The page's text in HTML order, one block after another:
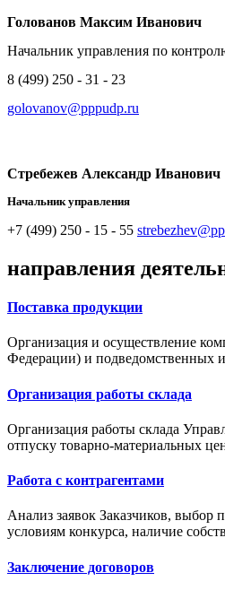
Голованов Максим Иванович
Начальник управления по
8 (499) 250 - 31 - 23
golovanov@pppudp.ru
Стребежев Александр Иванович
Начальник управления
+7 (499) 250 - 15 - 55
направления
Поставка продукции
Организация и осуществление
Федерации) и подведомственных
Организация работы склада
Организация работы склада
отпуску товарно-материальных
Работа с контрагентами
Анализ заявок Заказчиков, выбор
условиям конкурса, наличие
Заключение договоров